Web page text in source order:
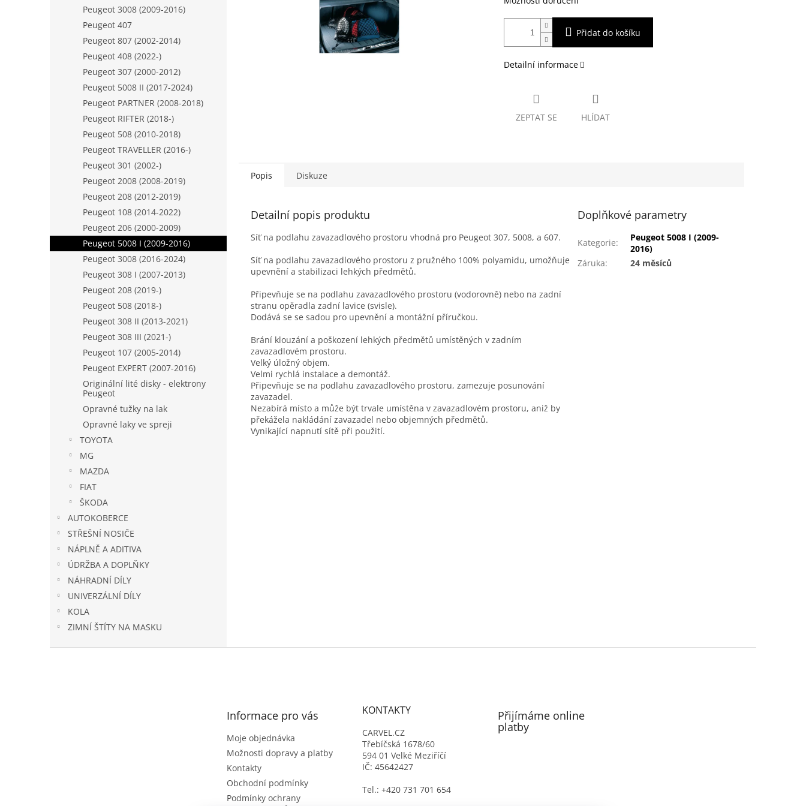
Peugeot 3008 (2009-2016)
Peugeot 407
Peugeot 807 (2002-2014)
Peugeot 408 (2022-)
Peugeot 307 (2000-2012)
Peugeot 5008 II (2017-2024)
Peugeot PARTNER (2008-2018)
Peugeot RIFTER (2018-)
Peugeot 508 (2010-2018)
Peugeot TRAVELLER (2016-)
Peugeot 301 (2002-)
Peugeot 2008 (2008-2019)
Peugeot 208 (2012-2019)
Peugeot 108 (2014-2022)
Peugeot 206 (2000-2009)
Peugeot 5008 I (2009-2016)
Peugeot 3008 (2016-2024)
Peugeot 308 I (2007-2013)
Peugeot 208 (2019-)
Peugeot 508 (2018-)
Peugeot 308 II (2013-2021)
Peugeot 308 III (2021-)
Peugeot 107 (2005-2014)
Peugeot EXPERT (2007-2016)
Originální lité disky - elektrony
Peugeot
Opravné tužky na lak
Opravné laky ve spreji
TOYOTA
MG
MAZDA
FIAT
ŠKODA
AUTOKOBERCE
STŘEŠNÍ NOSIČE
NÁPLNĚ A ADITIVA
ÚDRŽBA A DOPLŇKY
NÁHRADNÍ DÍLY
UNIVERZÁLNÍ DÍLY
KOLA
ZIMNÍ ŠTÍTY NA MASKU
Přidat do košíku
Detailní informace
ZEPTAT SE HLÍDAT
Popis Diskuze
Detailní popis produktu
Síť na podlahu zavazadlového prostoru vhodná pro Peugeot 307, 5008, a 607.
Síť na podlahu zavazadlového prostoru z pružného 100% polyamidu, umožňuje
upevnění a stabilizaci lehkých předmětů.
Připevňuje se na podlahu zavazadlového prostoru (vodorovně) nebo na zadní
stranu opěradla zadní lavice (svisle).
Dodává se se sadou pro upevnění a montážní příručkou.
Brání klouzání a poškození lehkých předmětů umístěných v zadním
zavazadlovém prostoru.
Velký úložný objem.
Velmi rychlá instalace a demontáž.
Připevňuje se na podlahu zavazadlového prostoru, zamezuje posunování
zavazadel.
Nezabírá místo a může být trvale umístěna v zavazadlovém prostoru, aniž by
překážela nakládání zavazadel nebo objemných předmětů.
Vynikající napnutí sítě při použití.
Doplňkové parametry
Kategorie:
Peugeot 5008 I (2009-
2016)
Záruka: 24 měsíců
Informace pro vás
Moje objednávka
Možnosti dopravy a platby
Kontakty
Obchodní podmínky
Podmínky ochrany
KONTAKTY
CARVEL.CZ
Třebíčská 1678/60
594 01 Velké Meziříčí
IČ: 45642427
Tel.: +420 731 701 654
Přijímáme online
platby